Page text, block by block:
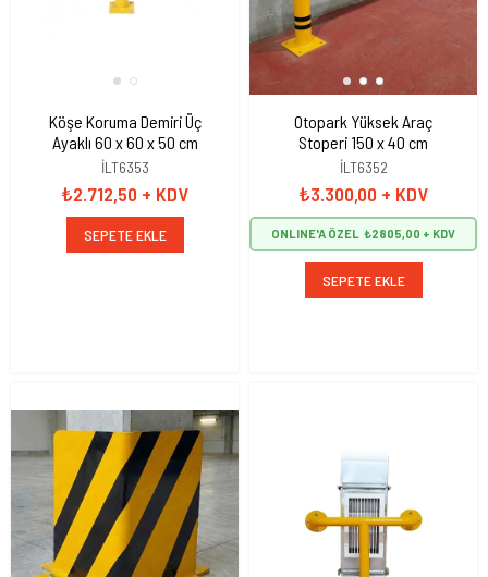
Köşe Koruma Demiri Üç
Ayaklı 60 x 60 x 50 cm
İLT6353
₺2.712,50 + KDV
SEPETE EKLE
Otopark Yüksek Araç
Stoperi 150 x 40 cm
İLT6352
₺3.300,00 + KDV
ONLINE'A ÖZEL ₺2805,00
SEPETE EKLE